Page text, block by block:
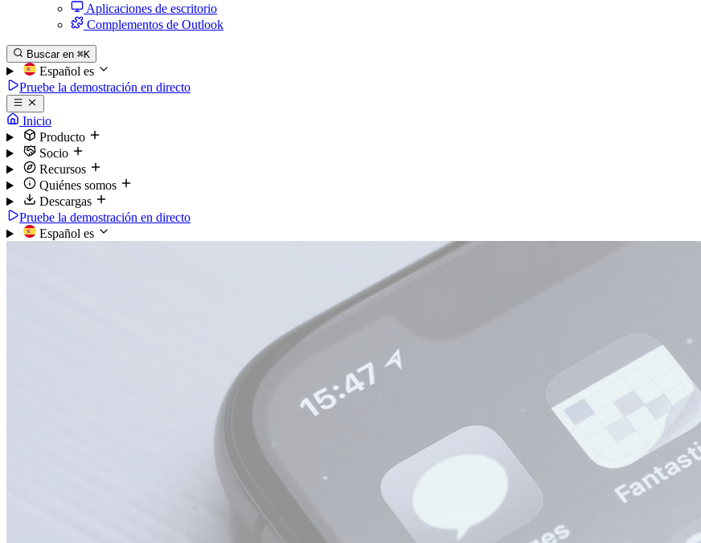
Aplicaciones de escritorio
Complementos de Outlook
Buscar en ⌘K
Español es
Pruebe la demostración en directo
Inicio
Producto
Socio
Recursos
Quiénes somos
Descargas
Pruebe la demostración en directo
Español es